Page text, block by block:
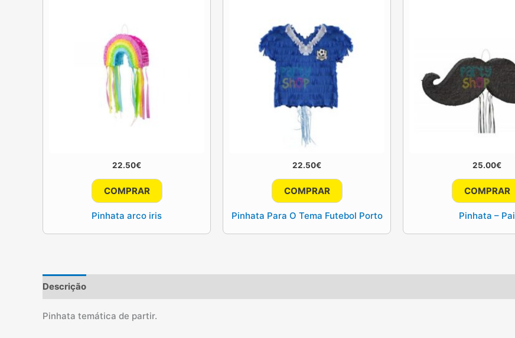
22.50€
COMPRAR
Pinhata arco iris
22.50€
COMPRAR
Pinhata Para O Tema Futebol Porto
25.00€
COMPRAR
Pinhata – Pai
Descrição
Pinhata temática de partir.